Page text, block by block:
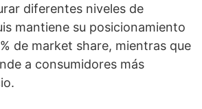
diferentes niveles de
mantiene su posicionamiento
de market share, mientras que
a consumidores más